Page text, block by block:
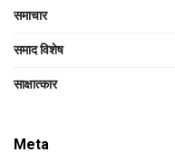
समाचार
समाद विशेष
साक्षात्‍कार
Meta